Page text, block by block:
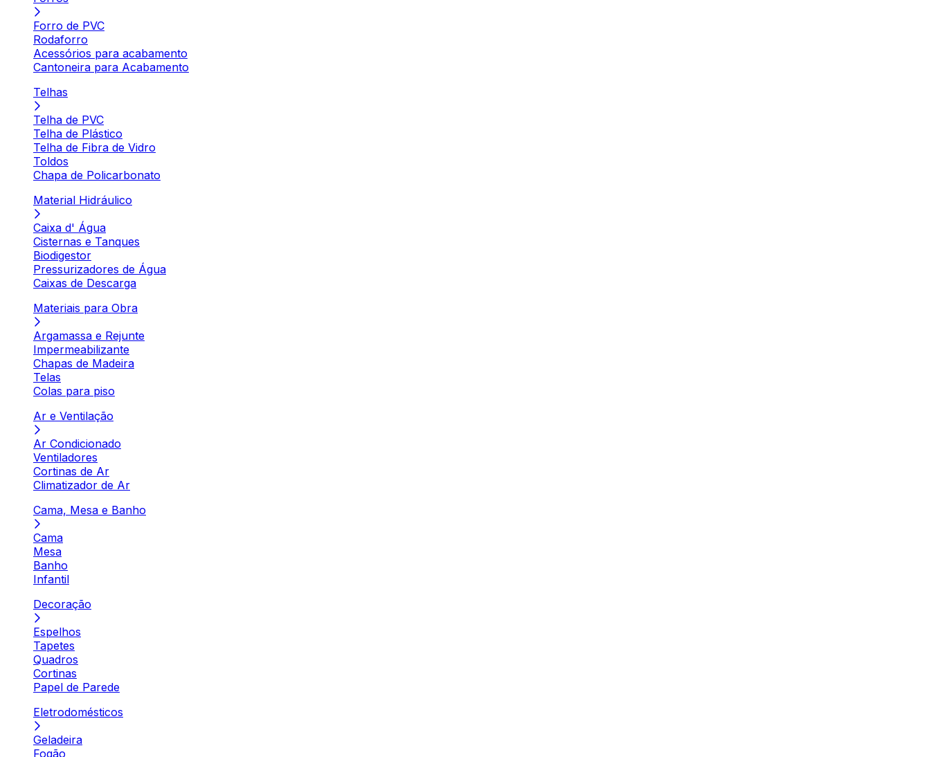
Forro de PVC
Rodaforro
Acessórios para acabamento
Cantoneira para Acabamento
Telhas
Telha de PVC
Telha de Plástico
Telha de Fibra de Vidro
Toldos
Chapa de Policarbonato
Material Hidráulico
Caixa d' Água
Cisternas e Tanques
Biodigestor
Pressurizadores de Água
Caixas de Descarga
Materiais para Obra
Argamassa e Rejunte
Impermeabilizante
Chapas de Madeira
Telas
Colas para piso
Ar e Ventilação
Ar Condicionado
Ventiladores
Cortinas de Ar
Climatizador de Ar
Cama, Mesa e Banho
Cama
Mesa
Banho
Infantil
Decoração
Espelhos
Tapetes
Quadros
Cortinas
Papel de Parede
Eletrodomésticos
Geladeira
Fogão